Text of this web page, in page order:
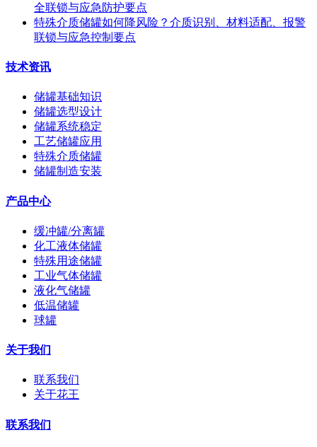
全联锁与应急防护要点
特殊介质储罐如何降风险？介质识别、材料适配、报警
联锁与应急控制要点
技术资讯
储罐基础知识
储罐选型设计
储罐系统稳定
工艺储罐应用
特殊介质储罐
储罐制造安装
产品中心
缓冲罐/分离罐
化工液体储罐
特殊用途储罐
工业气体储罐
液化气储罐
低温储罐
球罐
关于我们
联系我们
关于花王
联系我们